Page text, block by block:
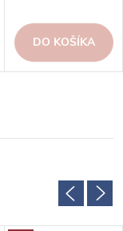
DO KOŠÍKA